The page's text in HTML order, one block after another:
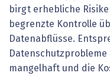
birgt erhebliche
begrenzte Kontrolle
Datenabflüsse.
mangelhaft und die